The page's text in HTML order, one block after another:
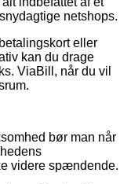
netshops.
eller
kan du drage
ViaBill, når du vil
bør man når
videre spændende.